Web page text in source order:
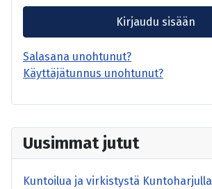
Uusimmat jutut
Kuntoilua ja virkistystä Kuntoharjulla
Kirjaudu sisään
Salasana unohtunut?
Käyttäjätunnus unohtunut?